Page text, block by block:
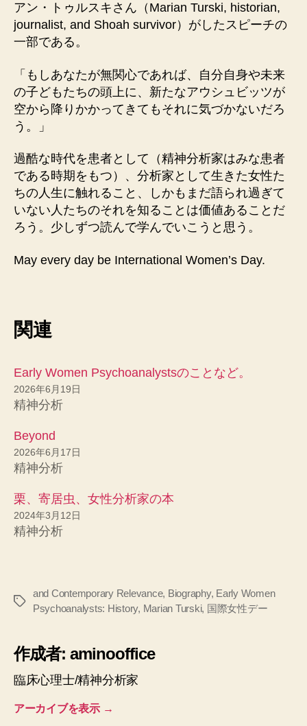
アン・トゥルスキさん（Marian Turski, historian,
journalist, and Shoah survivor）がしたスピーチの
一部である。
「もしあなたが無関心であれば、自分自身や未来
の子どもたちの頭上に、新たなアウシュビッツが
空から降りかかってきてもそれに気づかないだろ
う。」
過酷な時代を患者として（精神分析家はみな患者
である時期をもつ）、分析家として生きた女性た
ちの人生に触れること、しかもまだ語られ過ぎて
いない人たちのそれを知ることは価値あることだ
ろう。少しずつ読んで学んでいこうと思う。
May every day be International Women’s Day.
関連
Early Women Psychoanalystsのことなど。
2026年6月19日
精神分析
Beyond
2026年6月17日
精神分析
栗、寄居虫、女性分析家の本
2024年3月12日
精神分析
タ
and Contemporary Relevance, Biography, Early Women
Psychoanalysts: History, Marian Turski, 国際女性デー
作成者: aminooffice
臨床心理士/精神分析家
アーカイブを表示 →